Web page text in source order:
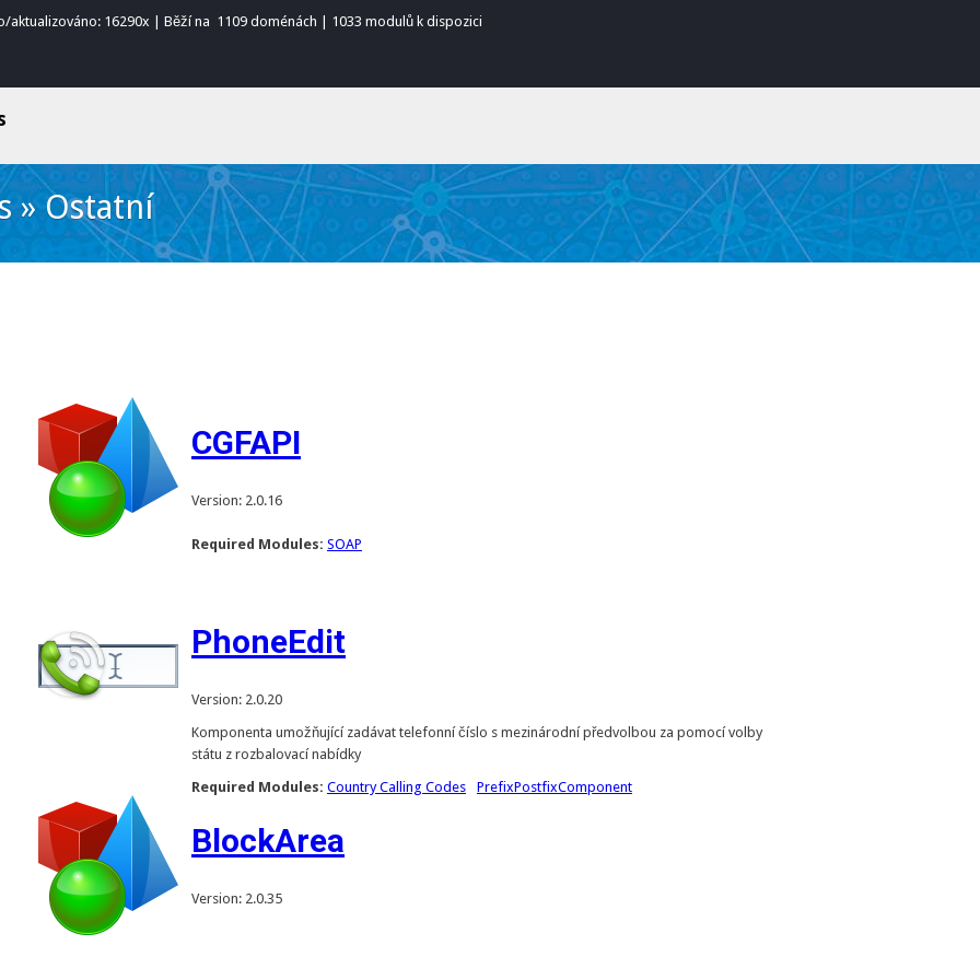
aktualizováno: 16290x | Běží na 1109 doménách | 1033 modulů k dispozici
»Ostatní
CGFAPI
Version: 2.0.16
Required Modules: SOAP
PhoneEdit
Version: 2.0.20
Komponenta umožňující zadávat telefonní číslo s mezinárodní předvolbou za pomocí volby
státu z rozbalovací nabídky
Required Modules: Country Calling Codes PrefixPostfixComponent
BlockArea
Version: 2.0.35